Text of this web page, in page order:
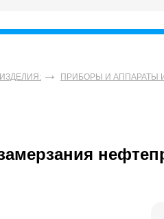
ПРИБОРЫ И АППАРАТЫ